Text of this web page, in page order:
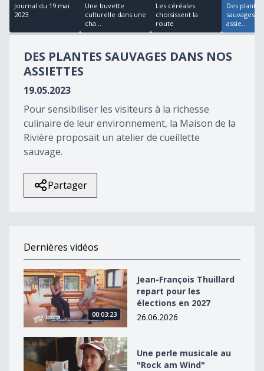
17
minutes,
seconds
Journal du 19 mai
2023
Une buvette
culturelle dans une
cha...
Les céréales
choisissent la
route
Des plantes
sauvages
assie...
DES PLANTES SAUVAGES DANS NOS
ASSIETTES
19.05.2023
Pour sensibiliser les visiteurs à la richesse
culinaire de leur environnement, la Maison de la
Rivière proposait un atelier de cueillette
sauvage.
Partager
Dernières vidéos
Jean-François Thuillard repart pour les élections en
00:03:23
Jean-François Thuillard
repart pour les
élections en 2027
26.06.2026
Une perle musicale au &quot;Rock am Wind&quot;
Une perle musicale au
"Rock am Wind"